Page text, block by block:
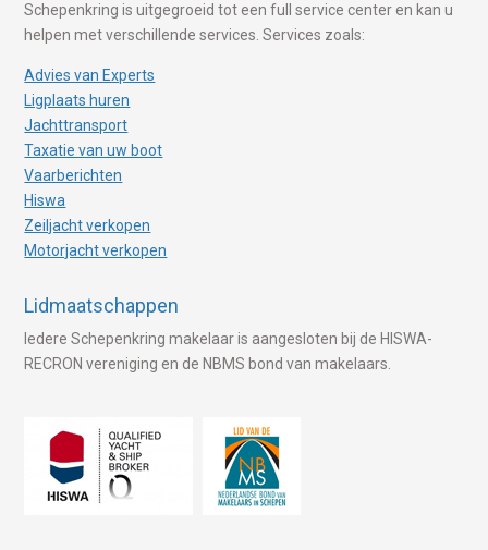
Schepenkring is uitgegroeid tot een full service center en kan u
helpen met verschillende services. Services zoals:
Advies van Experts
Ligplaats huren
Jachttransport
Taxatie van uw boot
Vaarberichten
Hiswa
Zeiljacht verkopen
Motorjacht verkopen
Lidmaatschappen
Iedere Schepenkring makelaar is aangesloten bij de HISWA-
RECRON vereniging en de NBMS bond van makelaars.